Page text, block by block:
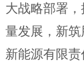
大战略部署，
量发展， 新
新能源有限责